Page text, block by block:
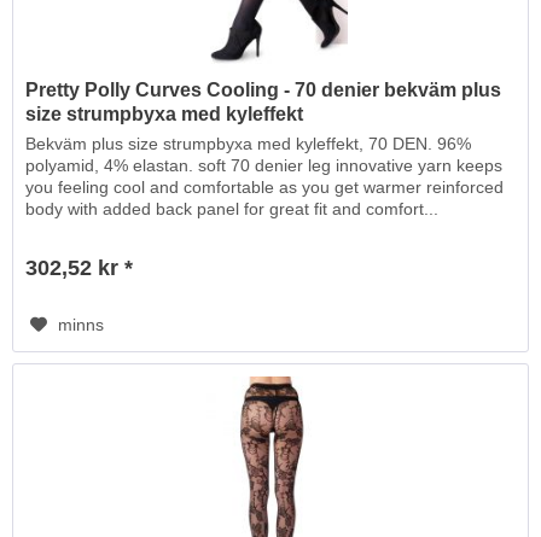
Pretty Polly Curves Cooling - 70 denier bekväm plus
size strumpbyxa med kyleffekt
Bekväm plus size strumpbyxa med kyleffekt, 70 DEN. 96%
polyamid, 4% elastan. soft 70 denier leg innovative yarn keeps
you feeling cool and comfortable as you get warmer reinforced
body with added back panel for great fit and comfort...
302,52 kr *
minns